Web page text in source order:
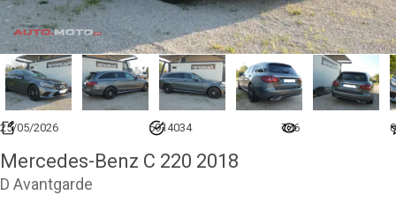
25/05/2026 6914034 726 0
Mercedes-Benz C 220 2018
D Avantgarde